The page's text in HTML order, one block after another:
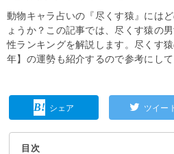
動物キャラ占いの『尽くす猿』には
ょうか？この記事では、尽くす猿の
性ランキングを解説します。尽くす
年】の運勢も紹介するので参考にして
シェア ツイー
目次